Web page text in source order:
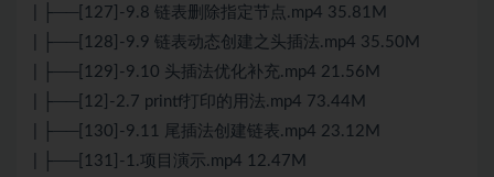
| ├──[127]-9.8 链表删除指定节点.mp4 35.81M
| ├──[128]-9.9 链表动态创建之头插法.mp4 35.50M
| ├──[129]-9.10 头插法优化补充.mp4 21.56M
| ├──[12]-2.7 printf打印的用法.mp4 73.44M
| ├──[130]-9.11 尾插法创建链表.mp4 23.12M
| ├──[131]-1.项目演示.mp4 12.47M